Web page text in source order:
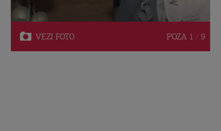
VEZI FOTO POZA 1 / 9